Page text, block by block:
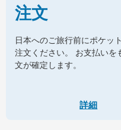
注文
日本へのご旅行前にポケッ
注文ください。 お支払いを
文が確定します。
詳細